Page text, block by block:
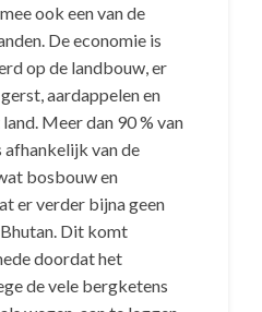
ook een van de
De economie is
op de landbouw, er
aardappelen en
Meer dan 90 % van
van de
bosbouw en
er verder bijna geen
Dit komt
doordat het
de vele bergketens